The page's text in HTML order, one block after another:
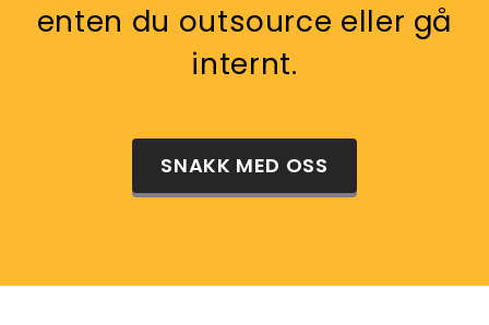
enten du outsource eller gå
internt.
SNAKK MED OSS